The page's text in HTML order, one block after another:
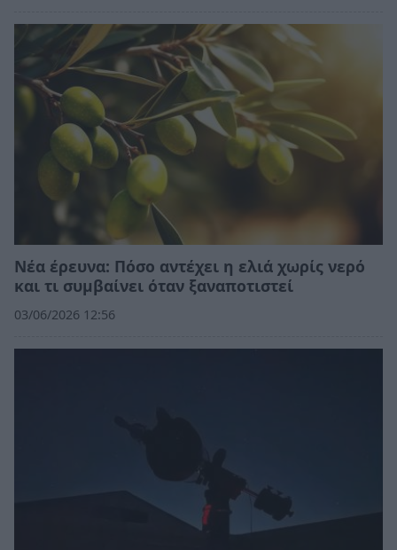
Νέα έρευνα: Πόσο αντέχει η ελιά χωρίς νερό
και τι συμβαίνει όταν ξαναποτιστεί
03/06/2026 12:56